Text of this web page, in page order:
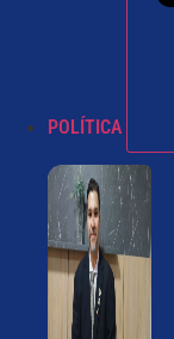
POLÍTICA